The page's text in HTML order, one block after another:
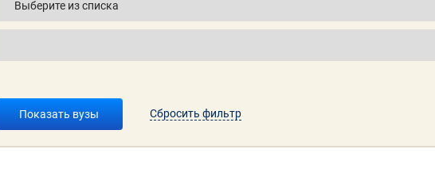
Показать вузы Сбросить фильтр